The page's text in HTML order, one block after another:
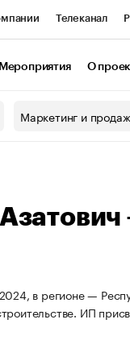
Телеканал
Мероприятия О
Маркетинг и
в регионе —
ИП